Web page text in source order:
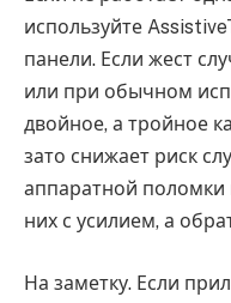
используйте
панели. Если жест
или при обычном
двойное, а тройное
зато снижает риск
аппаратной поломки
них с усилием, а
На заметку. Если